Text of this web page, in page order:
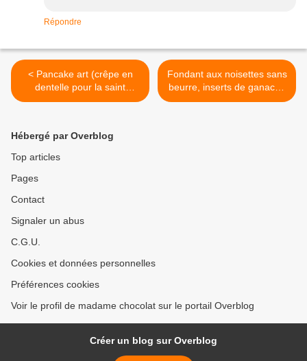
Répondre
< Pancake art (crêpe en
dentelle pour la saint
Valentin)
Fondant aux noisettes sans
beurre, inserts de ganache
au chocolat >
Hébergé par Overblog
Top articles
Pages
Contact
Signaler un abus
C.G.U.
Cookies et données personnelles
Préférences cookies
Voir le profil de madame chocolat sur le portail Overblog
Créer un blog sur Overblog